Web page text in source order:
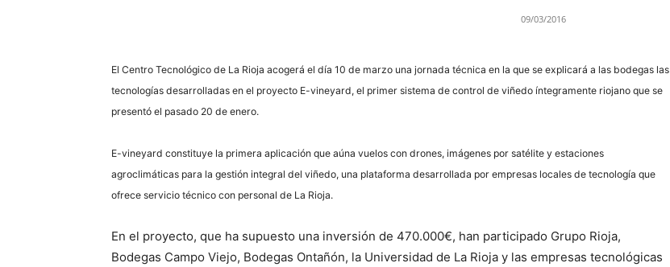
09/03/2016
El Centro Tecnológico de La Rioja acogerá el día 10 de marzo una jornada técnica en la que se explicará a las bodegas las
tecnologías desarrolladas en el proyecto E-vineyard, el primer sistema de control de viñedo íntegramente riojano que se
presentó el pasado 20 de enero.
E-vineyard constituye la primera aplicación que aúna vuelos con drones, imágenes por satélite y estaciones
agroclimáticas para la gestión integral del viñedo, una plataforma desarrollada por empresas locales de tecnología que
ofrece servicio técnico con personal de La Rioja.
En el proyecto, que ha supuesto una inversión de 470.000€, han participado Grupo Rioja,
Bodegas Campo Viejo, Bodegas Ontañón, la Universidad de La Rioja y las empresas tecnológicas